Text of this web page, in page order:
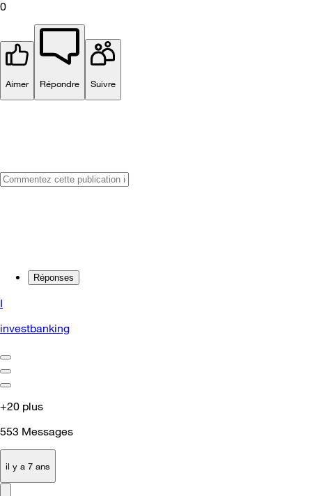
0
Aimer Répondre Suivre
Réponses
I
investbanking
+20 plus
553 Messages
il y a 7 ans